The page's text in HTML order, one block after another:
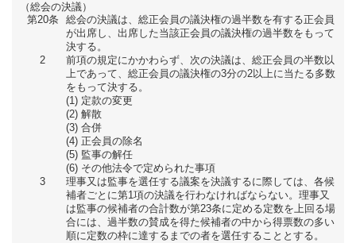
（総会の決議）
第20条
総会の決議は、総正会員の議決権の過半数を有する正会員
が出席し、出席した当該正会員の議決権の過半数をもって
決する。
2
前項の規定にかかわらず、次の決議は、総正会員の半数以
上であって、総正会員の議決権の3分の2以上に当たる多数
をもって決する。
定款の変更
解散
合併
正会員の除名
監事の解任
その他法令で定められた事項
3
理事又は監事を選任する議案を決議するに際しては、各候
補者ごとに第1項の決議を行わなければならない。理事又
は監事の候補者の合計数が第23条に定める定数を上回る場
合には、過半数の賛成を得た候補者の中から得票数の多い
順に定数の枠に達するまでの者を選任することとする。